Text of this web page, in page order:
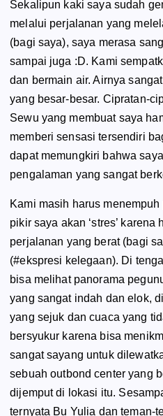
Sekalipun kaki saya sudah
melalui perjalanan yang
(bagi saya), saya merasa
sampai juga :D. Kami
dan bermain air. Airnya
yang besar-besar. Cipratan-
Sewu yang membuat saya
memberi sensasi tersendiri
dapat memungkiri bahwa
pengalaman yang sangat
Kami masih harus
pikir saya akan ‘stres’
perjalanan yang berat (bagi
(#ekspresi kelegaan). Di
bisa melihat panorama
yang sangat indah dan elok,
yang sejuk dan cuaca yang
bersyukur karena bisa
sangat sayang untuk
sebuahoutbond center yang
dijemput di lokasi itu.
ternyata Bu Yulia dan teman-